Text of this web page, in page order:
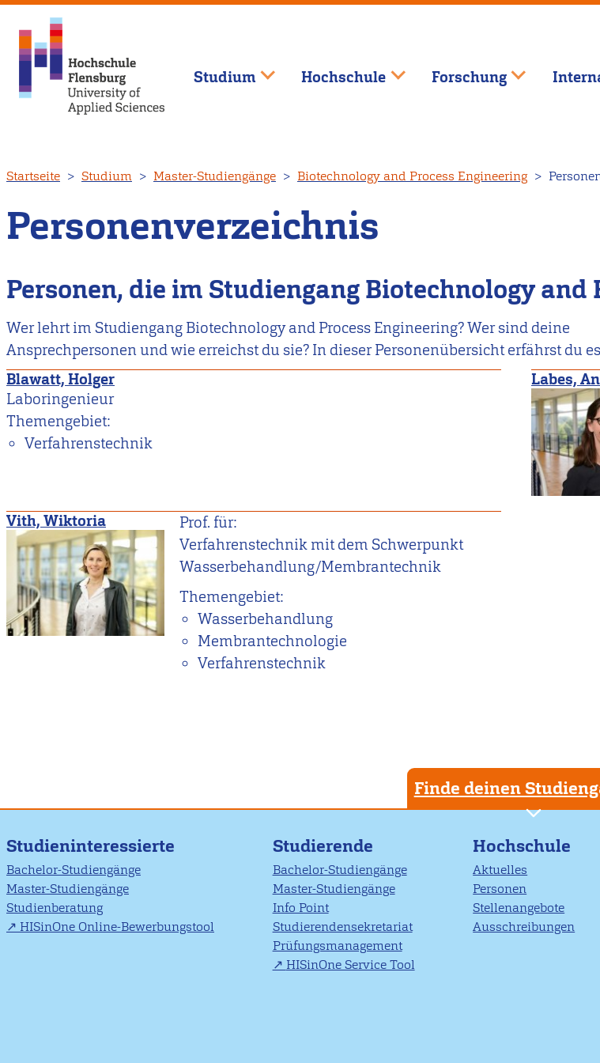
zum
Inhalt
Studium Hochschule Forschung
Startseite Studium Master-Studiengänge Biotechnology and Process Engineering
Personenverzeichnis
Personen, die im Studiengang Biotechnology and
Wer lehrt im Studiengang Biotechnology and Process Engineering? Wer sind deine
Ansprechpersonen und wie erreichst du sie? In dieser Personenübersicht erfährst du
Blawatt, Holger
Laboringenieur
Themengebiet:
Verfahrenstechnik
Labes,
Vith, Wiktoria
Prof. für:
Verfahrenstechnik mit dem Schwerpunkt
Wasserbehandlung/Membrantechnik
Themengebiet:
Wasserbehandlung
Membrantechnologie
Verfahrenstechnik
Finde deinen
Studieninteressierte
Bachelor-Studiengänge
Master-Studiengänge
Studienberatung
HISinOne Online-Bewerbungstool
Studierende
Bachelor-Studiengänge
Master-Studiengänge
Info Point
Studierendensekretariat
Prüfungsmanagement
HISinOne Service Tool
Hochschule
Aktuelles
Personen
Stellenangebote
Ausschreibungen